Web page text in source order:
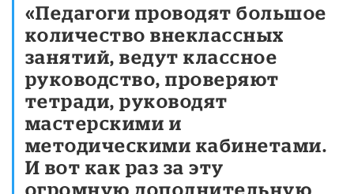
«Педагоги проводят большое
количество внеклассных
занятий, ведут классное
руководство, проверяют
тетради, руководят
мастерскими и
методическими кабинетами.
И вот как раз за эту
огромную дополнительную